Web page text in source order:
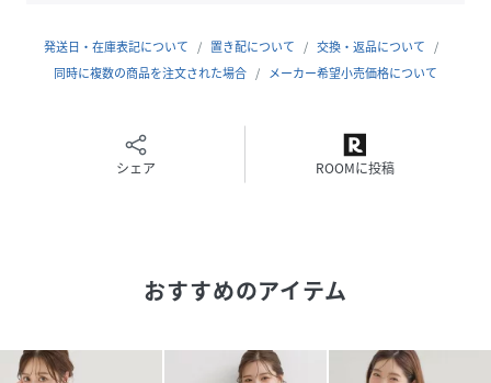
【スタッフコメント】
く、着映えるプルオーバーです！
お袖部分は軽やかなシフォン素材で、身頃部分はシルクのよ
で、これからの日差しが気になる季節に嬉しいアイテムで
【26SSNEWARRIVAL】
発送日・在庫表記について 置き配について
交換・返品について
同時に複数の商品を注文された場合
メーカー希望小売価格について
シェア ROOMに投稿
おすすめのアイテム